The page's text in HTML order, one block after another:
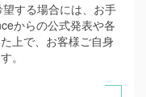
する場合には、お手
からの公式発表や各
上で、お客様ご自身
。